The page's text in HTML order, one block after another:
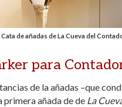
Cata de añadas de La Cueva del
para
de la añadas –que
primera añada de de La